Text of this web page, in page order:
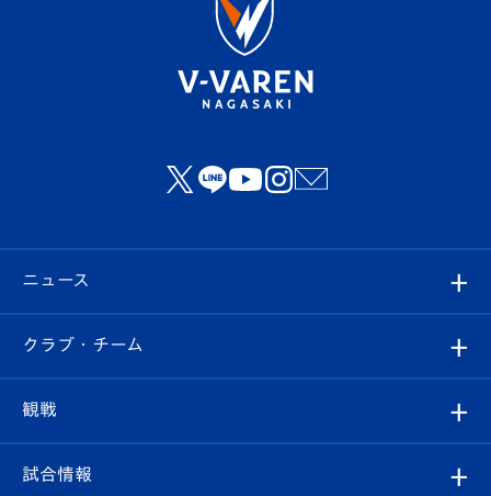
ニュース
すべて
クラブ
クラブ・チーム
観戦
観戦ルール
試合情報